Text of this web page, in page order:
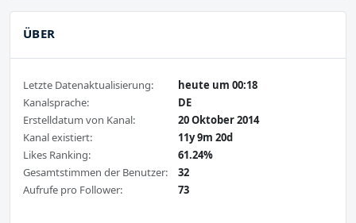
ÜBER
Letzte Datenaktualisierung:
heute um 00:18
Kanalsprache:
DE
Erstelldatum von Kanal:
20 Oktober 2014
Kanal existiert:
11y 9m 20d
Likes Ranking:
61.24%
Gesamtstimmen der Benutzer:
32
Aufrufe pro Follower:
73